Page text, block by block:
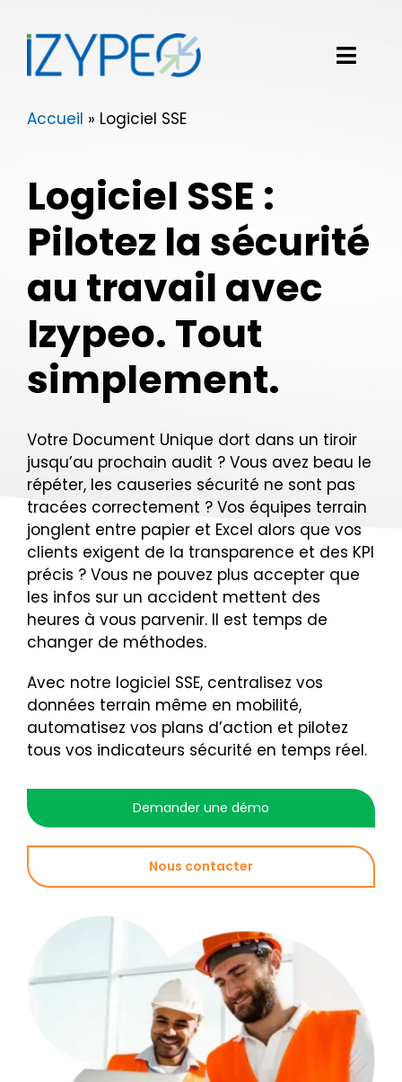
contenu
Notre solution logicielle
Nos clients
Blog
Demander une démo
Accueil » Logiciel SSE
Logiciel SSE :
Pilotez la sécurité
au travail avec
Izypeo. Tout
simplement.
Votre Document Unique dort dans un tiroir
jusqu’au prochain audit ? Vous avez beau le
répéter, les causeries sécurité ne sont pas
tracées correctement ? Vos équipes terrain
jonglent entre papier et Excel alors que vos
clients exigent de la transparence et des KPI
précis ? Vous ne pouvez plus accepter que
les infos sur un accident mettent des
heures à vous parvenir. Il est temps de
changer de méthodes.
Avec notre logiciel SSE, centralisez vos
données terrain même en mobilité,
automatisez vos plans d’action et pilotez
tous vos indicateurs sécurité en temps réel.
Demander une démo
Nous contacter